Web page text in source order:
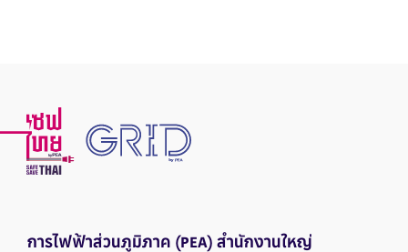
การไฟฟ้าส่วนภูมิภาค (PEA) สำนักงานใหญ่